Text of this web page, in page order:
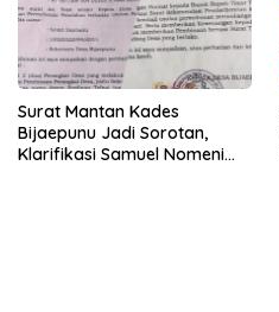
Surat Mantan Kades
Bijaepunu Jadi Sorotan,
Klarifikasi Samuel Nomeni